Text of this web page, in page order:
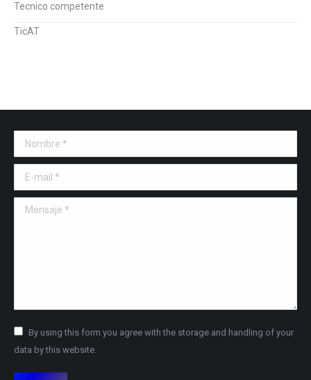
Tecnico competente
TicAT
Nombre *
E-mail *
Mensaje *
By using this form you agree with the storage and handling of your
data by this website.